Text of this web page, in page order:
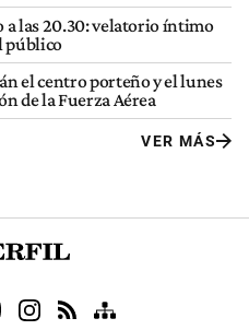
a las 20.30: velatorio íntimo
público
el centro porteño y el lunes
de la Fuerza Aérea
VER MÁS